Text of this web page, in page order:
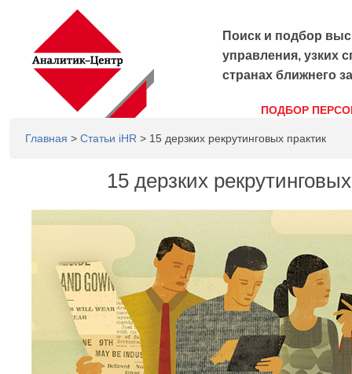
Поиск и подбор
управления, узких
странах ближнего
ПОДБОР
Главная > Статьи iHR > 15 дерзких рекрутинговых практик
15 дерзких